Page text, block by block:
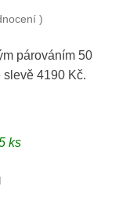
)
párováním 50
4190 Kč.
ks